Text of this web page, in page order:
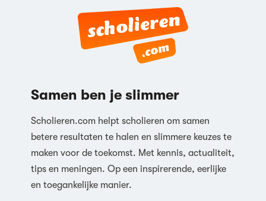
Reageren
Samen ben je slimmer
Scholieren.com helpt scholieren om samen
betere resultaten te halen en slimmere keuzes te
maken voor de toekomst. Met kennis, actualiteit,
tips en meningen. Op een inspirerende, eerlijke
en toegankelijke manier.